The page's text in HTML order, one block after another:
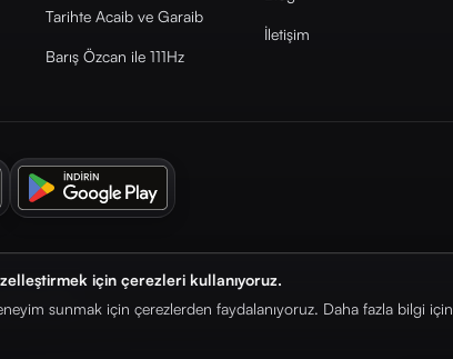
için çerezleri kullanıyoruz.
sunmak için çerezlerden faydalanıyoruz. Daha fazla bilgi için
Tarihte Acaib ve Garaib
Barış Özcan ile 111Hz
İletişim
saklıdır.